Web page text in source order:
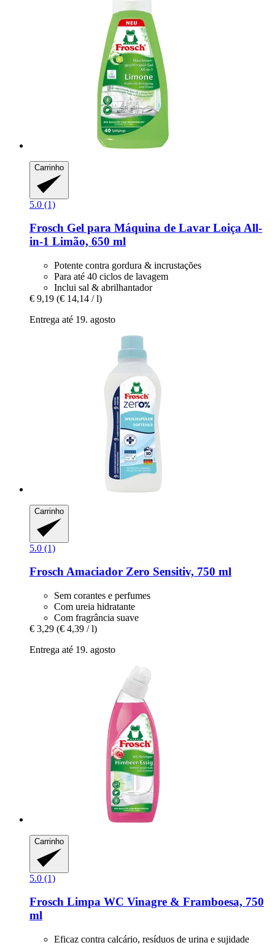
Carrinho
5.0 (1)
Frosch Gel para Máquina de Lavar Loiça All-​
in-​1 Limão, 650 ml
Potente contra gordura & incrustações
Para até 40 ciclos de lavagem
Inclui sal & abrilhantador
€ 9,19 (€ 14,14 / l)
Entrega até 19. agosto
Carrinho
5.0 (1)
FroschAmaciador Zero Sensitiv, 750 ml
Sem corantes e perfumes
Com ureia hidratante
Com fragrância suave
€ 3,29 (€ 4,39 / l)
Entrega até 19. agosto
Carrinho
5.0 (1)
Frosch Limpa WC Vinagre & Framboesa, 750
ml
Eficaz contra calcário, resíduos de urina e sujidade